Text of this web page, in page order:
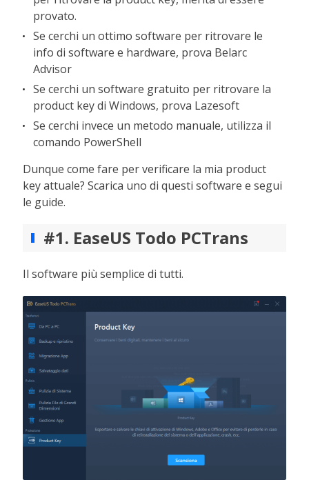
provato.
Se cerchi un ottimo software per ritrovare le
info di software e hardware, prova Belarc
Advisor
Se cerchi un software gratuito per ritrovare la
product key di Windows, prova Lazesoft
Se cerchi invece un metodo manuale, utilizza il
comando PowerShell
Dunque come fare per verificare la mia product
key attuale? Scarica uno di questi software e segui
le guide.
#1. EaseUS Todo PCTrans
Il software più semplice di tutti.